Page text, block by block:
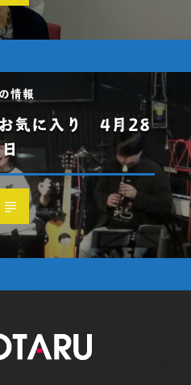
情報
気に入り 4月28
日